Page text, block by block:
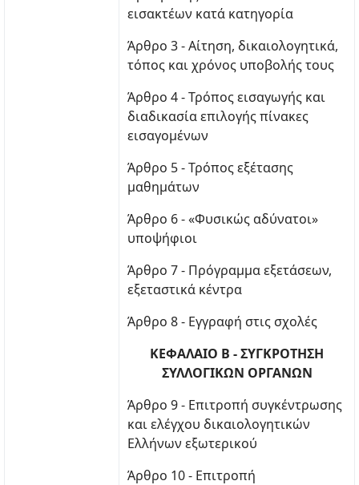
εισακτέων κατά κατηγορία
Άρθρο 3 - Αίτηση, δικαιολογητικά,
τόπος και χρόνος υποβολής τους
Άρθρο 4 - Τρόπος εισαγωγής και
διαδικασία επιλογής πίνακες
εισαγομένων
Άρθρο 5 - Τρόπος εξέτασης
μαθημάτων
Άρθρο 6 - «Φυσικώς αδύνατοι»
υποψήφιοι
Άρθρο 7 - Πρόγραμμα εξετάσεων,
εξεταστικά κέντρα
Άρθρο 8 - Εγγραφή στις σχολές
ΚΕΦΑΛΑΙΟ Β - ΣΥΓΚΡΟΤΗΣΗ
ΣΥΛΛΟΓΙΚΩΝ ΟΡΓΑΝΩΝ
Άρθρο 9 - Επιτροπή συγκέντρωσης
και ελέγχου δικαιολογητικών
Ελλήνων εξωτερικού
Άρθρο 10 - Επιτροπή